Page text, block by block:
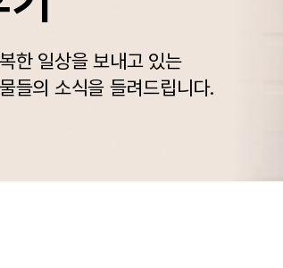
한 일상을 보내고 있는
들의 소식을 들려드립니다.